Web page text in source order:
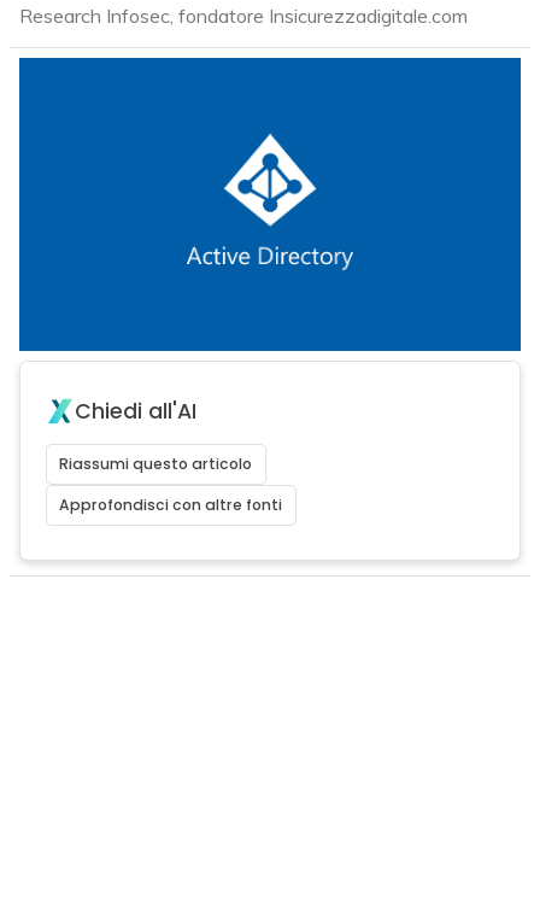
Research Infosec, fondatore Insicurezzadigitale.com
Chiedi all'AI
Riassumi questo articolo
Approfondisci con altre fonti